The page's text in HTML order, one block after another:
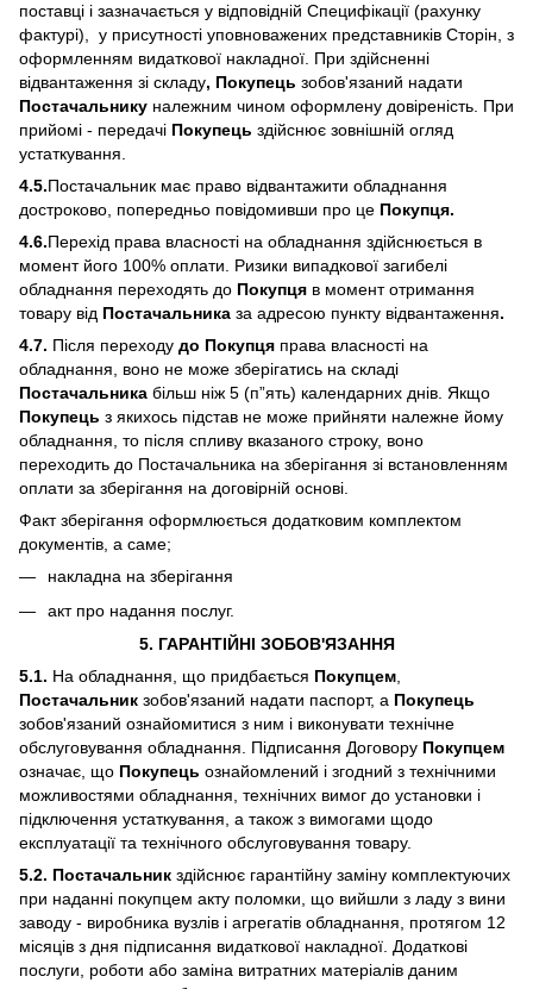
поставці і зазначається у відповідній Специфікації (рахунку
фактурі), у присутності уповноважених представників Сторін, з
оформленням видаткової накладної. При здійсненні
відвантаження зі складу, Покупець зобов'язаний надати
Постачальнику належним чином оформлену довіреність. При
прийомі - передачі Покупець здійснює зовнішній огляд
устаткування.
4.5.Постачальник має право відвантажити обладнання
достроково, попередньо повідомивши про це Покупця.
4.6.Перехід права власності на обладнання здійснюється в
момент його 100% оплати. Ризики випадкової загибелі
обладнання переходять до Покупця в момент отримання
товару від Постачальника за адресою пункту відвантаження.
4.7. Після переходу до Покупця права власності на
обладнання, воно не може зберігатись на складі
Постачальника більш ніж 5 (п”ять) календарних днів. Якщо
Покупець з якихось підстав не може прийняти належне йому
обладнання, то після спливу вказаного строку, воно
переходить до Постачальника на зберігання зі встановленням
оплати за зберігання на договірній основі.
Факт зберігання оформлюється додатковим комплектом
документів, а саме;
накладна на зберігання
акт про надання послуг.
5. ГАРАНТІЙНІ ЗОБОВ'ЯЗАННЯ
5.1. На обладнання, що придбається Покупцем
Постачальник зобов'язаний надати паспорт, а Покупець
зобов'язаний ознайомитися з ним і виконувати технічне
обслуговування обладнання. Підписання Договору Покупцем
означає, що Покупець ознайомлений і згодний з технічними
можливостями обладнання, технічних вимог до установки і
підключення устаткування, а також з вимогами щодо
експлуатації та технічного обслуговування товару.
5.2. Постачальник здійснює гарантійну заміну комплектуючих
при наданні покупцем акту поломки, що вийшли з ладу з вини
заводу - виробника вузлів і агрегатів обладнання, протягом 12
місяців з дня підписання видаткової накладної. Додаткові
послуги, роботи або заміна витратних матеріалів даним